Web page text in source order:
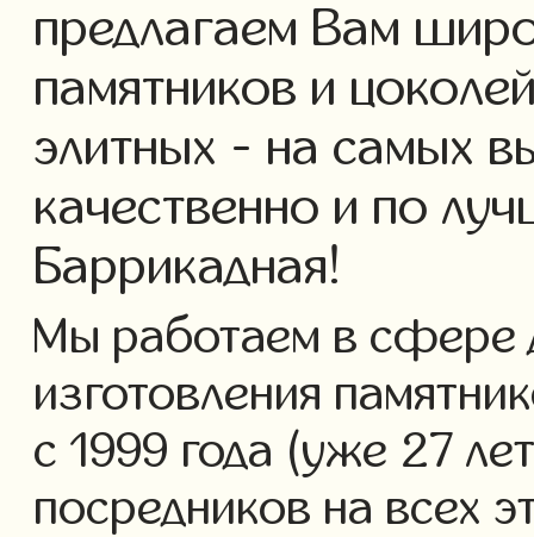
предлагаем Вам
памятников и
элитных - на самых
качественно и по
Баррикадная!
Мы работаем в сфере
изготовления
с 1999 года (уже 27
посредников на всех